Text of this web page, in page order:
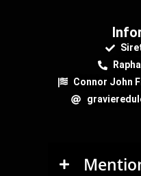
Connor John